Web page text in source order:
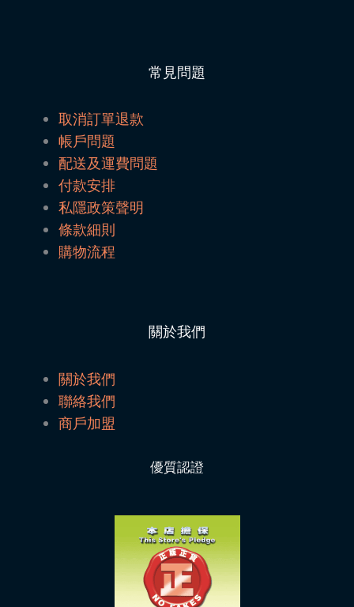
常見問題
取消訂單退款
帳戶問題
配送及運費問題
付款安排
私隱政策聲明
條款細則
購物流程
關於我們
關於我們
聯絡我們
商戶加盟
優質認證